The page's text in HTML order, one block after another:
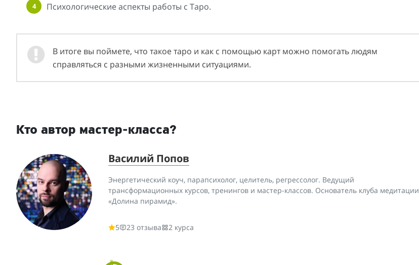
Психологические аспекты работы с Таро.
В итоге вы поймете, что такое таро и как с помощью карт можно помогать людям
справляться с разными жизненными ситуациями.
Кто автор мастер-класса?
Василий Попов
Энергетический коуч, парапсихолог, целитель, регрессолог. Ведущий
трансформационных курсов, тренингов и мастер-классов. Основатель клуба медитации
«Долина пирамид».
5 23 отзыва 2 курса